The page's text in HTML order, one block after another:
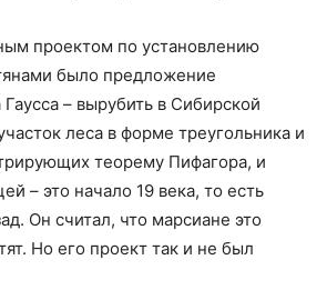
проектом по установлению
было предложение
– вырубить в Сибирской
леса в форме треугольника и
теорему Пифагора, и
– это начало 19 века, то есть
Он считал, что марсиане это
Но его проект так и не был